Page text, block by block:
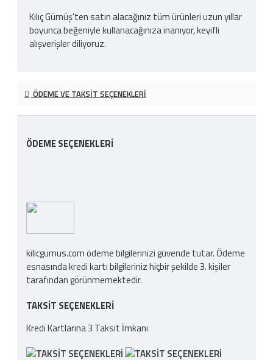
Kılıç Gümüş'ten satın alacağınız tüm ürünleri uzun yıllar
boyunca beğeniyle kullanacağınıza inanıyor, keyifli
alışverişler diliyoruz.
ÖDEME VE TAKSIT SEÇENEKLERI
ÖDEME SEÇENEKLERI
kilicgumus.com ödeme bilgilerinizi güvende tutar. Ödeme
esnasında kredi kartı bilgileriniz hiçbir şekilde 3. kişiler
tarafından görünmemektedir.
TAKSIT SEÇENEKLERI
Kredi Kartlarına 3 Taksit İmkanı